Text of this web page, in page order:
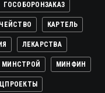
ГОСОБОРОНЗАКАЗ
КАРТЕЛЬ
ЛЕКАРСТВА
МИНСТРОЙ МИНФИН